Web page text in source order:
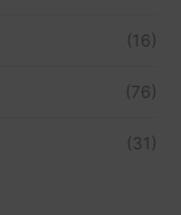
(16)
(76)
(31)